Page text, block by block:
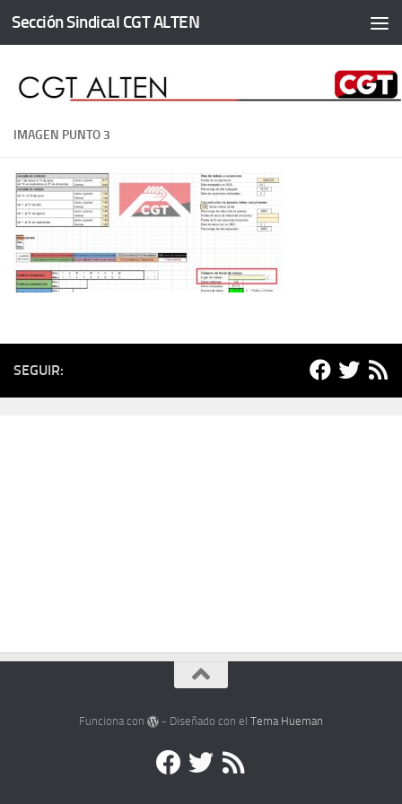
Saltar al contenido
Sección Sindical CGT ALTEN
IMAGEN PUNTO 3
SEGUIR:
Funciona con - Diseñado con elTema Hueman